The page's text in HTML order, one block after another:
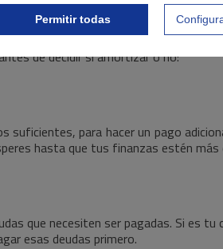
Permitir todas
de decidir si amortizar o no:
para hacer un pago
hasta que tus finanzas estén
que necesiten ser pagadas. Si
esas deudas primero.